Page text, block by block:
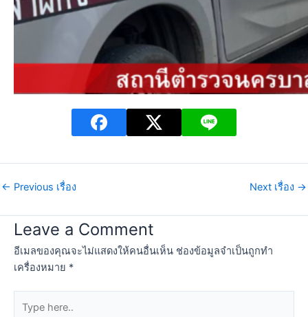
← Previous เรื่อง Next เรื่อง →
Leave a Comment
อีเมลของคุณจะไม่แสดงให้คนอื่นเห็น ช่องข้อมูลจำเป็นถูกทำ
เครื่องหมาย *